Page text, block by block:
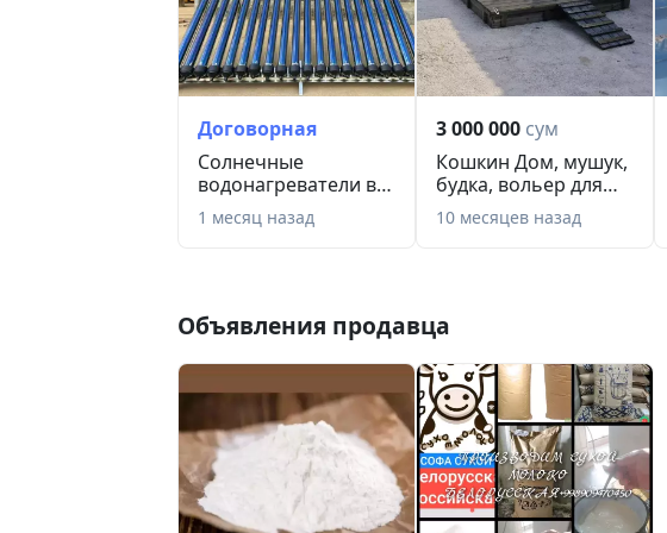
Договорная
Солнечные
водонагреватели в
Узбекистан
1 месяц назад
3 000 000 сум
Кошкин Дом, мушук,
будка, вольер для
Гусей Лебедей...
10 месяцев назад
Объявления продавца